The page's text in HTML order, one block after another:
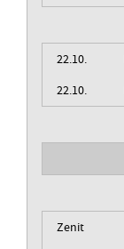
22.10.
22.10.
Zenit